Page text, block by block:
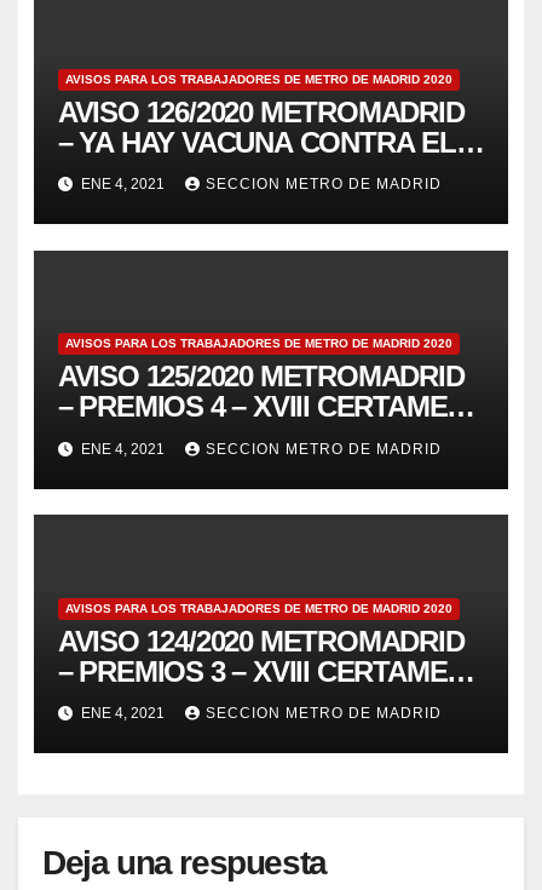
AVISOS PARA LOS TRABAJADORES DE METRO DE MADRID 2020
AVISO 126/2020 METROMADRID
– YA HAY VACUNA CONTRA EL
COVID19, PERO NO LA HAY
CONTRA EL CAPITALISMO QUE
NOS DESTRUYE
ENE 4, 2021 SECCION METRO DE MADRID
AVISOS PARA LOS TRABAJADORES DE METRO DE MADRID 2020
AVISO 125/2020 METROMADRID
– PREMIOS 4 – XVIII CERTAMEN
DE RELATO BREVE “RAIMUNDO
ALONSO” UN METRO DE 350
PALABRAS.
ENE 4, 2021 SECCION METRO DE MADRID
AVISOS PARA LOS TRABAJADORES DE METRO DE MADRID 2020
AVISO 124/2020 METROMADRID
– PREMIOS 3 – XVIII CERTAMEN
DE RELATO BREVE “RAIMUNDO
ALONSO” UN METRO DE 350
PALABRAS.
ENE 4, 2021 SECCION METRO DE MADRID
Deja una respuesta